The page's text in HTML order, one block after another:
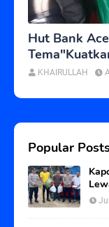
Hut Bank
KHAIRULLAH
Popular